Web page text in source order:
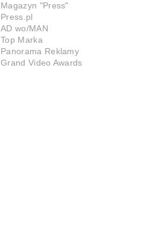
Magazyn "Press"
Press.pl
AD wo/MAN
Top Marka
Panorama Reklamy
Grand Video Awards